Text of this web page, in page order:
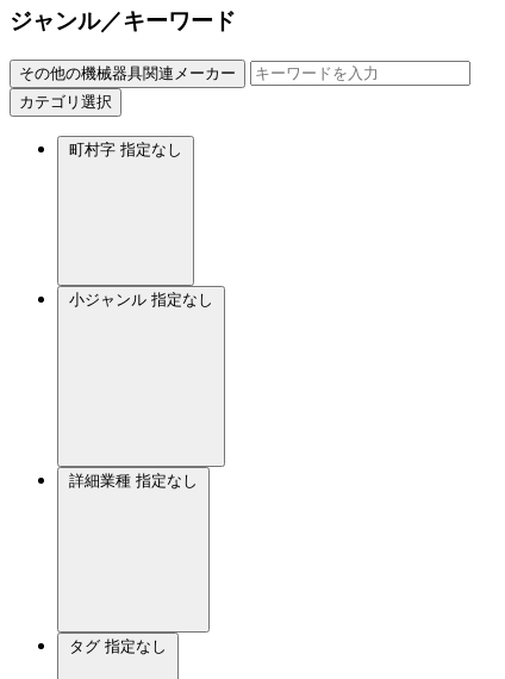
ジャンル／キーワード
その他の機械器具関連メーカー
カテゴリ選択
町村字 指定なし
小ジャンル 指定なし
詳細業種 指定なし
タグ 指定なし